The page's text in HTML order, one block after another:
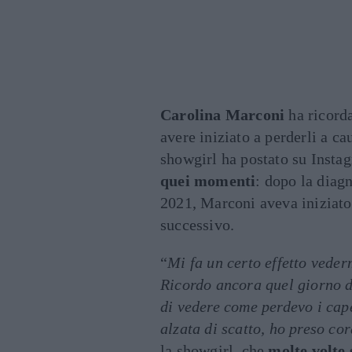
Carolina Marconi ha
avere iniziato a perderli a
showgirl ha postato su
quei momenti: dopo la
2021, Marconi aveva
successivo.
“Mi fa un certo effetto
Ricordo ancora quel giorno
di vedere come perdevo i
alzata di scatto, ho preso